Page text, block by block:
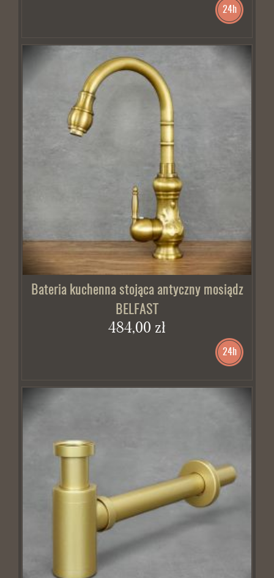
24h
BRAK W MAGAZYNIE
Bateria kuchenna stojąca antyczny mosiądz
BELFAST
484,00 zł
24h